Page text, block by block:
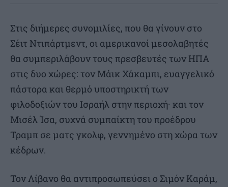
Στις διήμερες συνομιλίες, που θα γίνουν στο
Σέιτ Ντιπάρτμεντ, οι αμερικανοί μεσολαβητές
θα συμπεριλάβουν τους πρεσβευτές των ΗΠΑ
στις δυο χώρες: τον Μάικ Χάκαμπι, ευαγγελικό
πάστορα και θερμό υποστηρικτή των
φιλοδοξιών του Ισραήλ στην περιοχή· και τον
Μισέλ Ίσα, συχνά συμπαίκτη του προέδρου
Τραμπ σε ματς γκολφ, γεννημένο στη χώρα των
κέδρων.
Τον Λίβανο θα αντιπροσωπεύσει ο Σιμόν Καράμ,